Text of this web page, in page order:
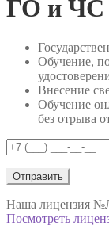
ГО и ЧС
Обучение,
Внесение
Обучение
без отрыва
Наша лицензия
Посмотреть